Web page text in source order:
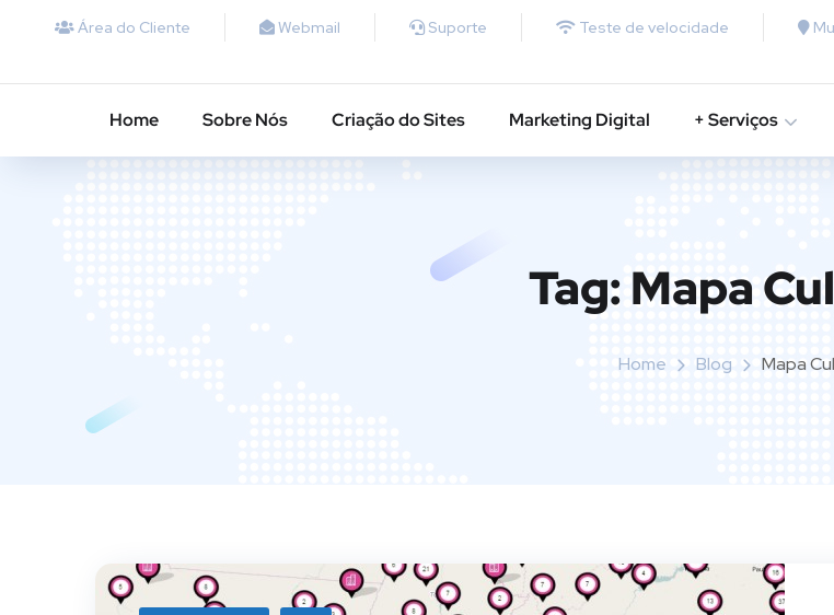
Área do Cliente Webmail Suporte Teste de velocidade
Home Sobre Nós Criação do Sites Marketing Digital + Serviços
Tag:Mapa
Home Blog Mapa